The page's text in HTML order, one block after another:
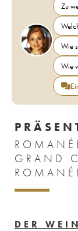
Zu
Wie
Wie
GRAND
DER WEIN